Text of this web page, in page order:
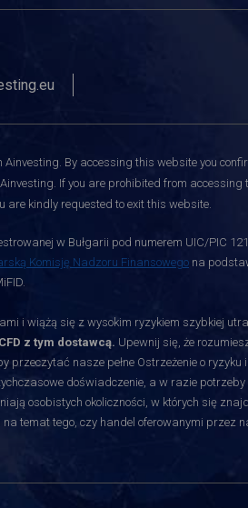
Ainvesting. By accessing this website you
If you are prohibited from
are kindly requested to exit this website.
w Bułgarii pod numerem UIC/PIC
Komisję Nadzoru Finansowego na
i wiążą się z wysokim ryzykiem szybkiej
z tym dostawcą. Upewnij się, że
przeczytać nasze pełne Ostrzeżenie o
doświadczenie, a w razie
osobistych okoliczności, w których się
temat tego, czy handel oferowanymi przez